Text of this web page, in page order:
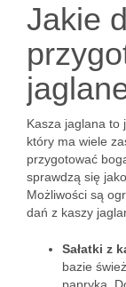
Jakie
Kasza jaglana to
który ma wiele
przygotować
sprawdzą się
Możliwości są
dań z kaszy
Sałatki z
bazie